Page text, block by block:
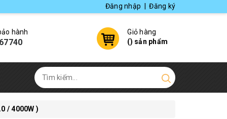
Đăng nhập Đăng ký
hành
Giỏ hàng
() sản phẩm
/ 4000W )